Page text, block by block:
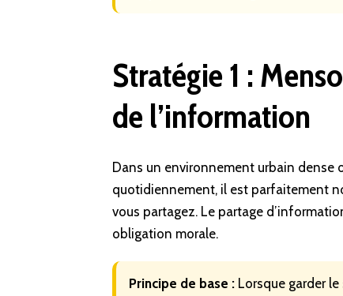
Stratégie 1 :
de l’information
Dans un environnement urbain dense
quotidiennement, il est parfaitement
vous partagez. Le partage
obligation morale.
Principe de base : Lorsque garder